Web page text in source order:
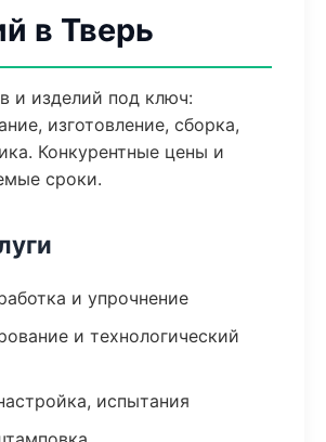
в Тверь
и изделий под ключ:
изготовление, сборка,
Конкурентные цены и
сроки.
и упрочнение
и технологический
испытания